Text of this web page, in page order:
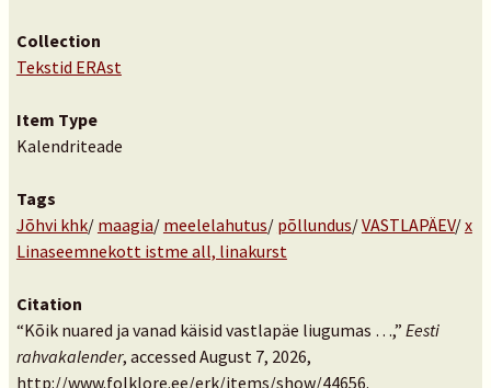
Collection
Tekstid ERAst
Item Type
Kalendriteade
Tags
Jõhvi khk/ maagia/ meelelahutus/ põllundus/VASTLAPÄEV/x
Linaseemnekott istme all, linakurst
Citation
“Kõik nuared ja vanad käisid vastlapäe liugumas …,” Eesti
rahvakalender, accessed August 7, 2026,
http://www.folklore.ee/erk/items/show/44656.